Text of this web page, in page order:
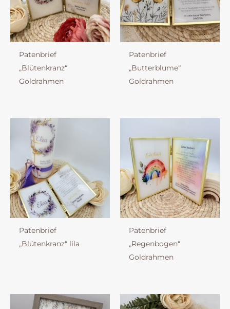
Patenbrief
„Blütenkranz“
Goldrahmen
Patenbrief
„Butterblume“
Goldrahmen
Patenbrief
„Blütenkranz“ lila
Patenbrief
„Regenbogen“
Goldrahmen